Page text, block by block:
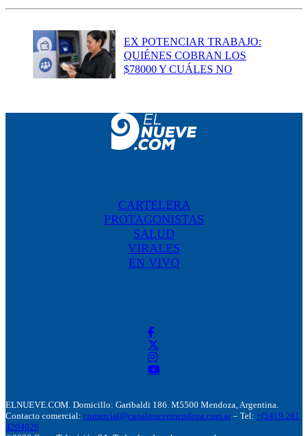
EX POTENCIAR TRABAJO:
QUIÉNES COBRAN LOS
$78000 Y CUÁLES NO
CARTELERA
PROTAGONISTAS
SALUD
VIRALES
EN VIVO
ELNUEVE.COM. Domicillo: Garibaldi 186. M5500 Mendoza, Argentina.
Contacto comercial: comercial@canalnuevemendoza.com.ar – Tel: +(54) 9 261
4204020